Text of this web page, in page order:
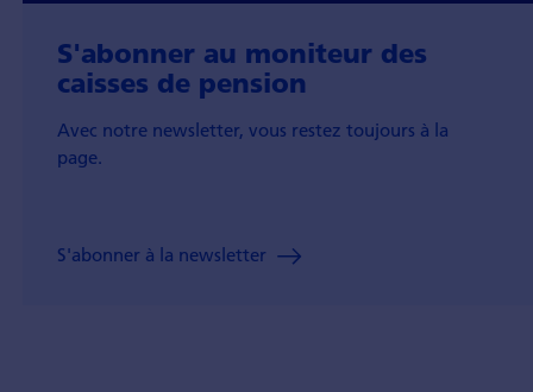
S'abonner au moniteur des
caisses de pension
Avec notre newsletter, vous restez toujours à la
page.
S'abonner à la newsletter